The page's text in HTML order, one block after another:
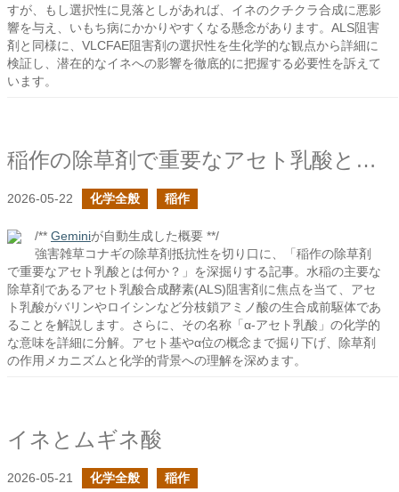
すが、もし選択性に見落としがあれば、イネのクチクラ合成に悪影
響を与え、いもち病にかかりやすくなる懸念があります。ALS阻害
剤と同様に、VLCFAE阻害剤の選択性を生化学的な観点から詳細に
検証し、潜在的なイネへの影響を徹底的に把握する必要性を訴えて
います。
稲作の除草剤で重要なアセト乳酸とは何か？
2026-05-22 化学全般 稲作
/** Geminiが自動生成した概要 **/
強害雑草コナギの除草剤抵抗性を切り口に、「稲作の除草剤
で重要なアセト乳酸とは何か？」を深掘りする記事。水稲の主要な
除草剤であるアセト乳酸合成酵素(ALS)阻害剤に焦点を当て、アセ
ト乳酸がバリンやロイシンなど分枝鎖アミノ酸の生合成前駆体であ
ることを解説します。さらに、その名称「α-アセト乳酸」の化学的
な意味を詳細に分解。アセト基やα位の概念まで掘り下げ、除草剤
の作用メカニズムと化学的背景への理解を深めます。
イネとムギネ酸
2026-05-21 化学全般 稲作